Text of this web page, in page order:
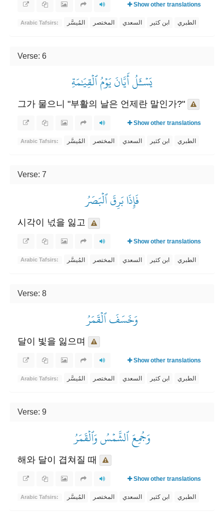
Show other translations
Arabic Tafsirs: المُيسَّر المختصر السعدي ابن كثير الطبري
Verse: 6
يَسۡـَٔلُ أَيَّانَ يَوۡمُ ٱلۡقِيَٰمَةِ
그가 물으니 "부활의 날은 언제란 말인가?"
Show other translations
Arabic Tafsirs: المُيسَّر المختصر السعدي ابن كثير الطبري
Verse: 7
فَإِذَا بَرِقَ ٱلۡبَصَرُ
시각이 넋을 잃고
Show other translations
Arabic Tafsirs: المُيسَّر المختصر السعدي ابن كثير الطبري
Verse: 8
وَخَسَفَ ٱلۡقَمَرُ
달이 빛을 잃으며
Show other translations
Arabic Tafsirs: المُيسَّر المختصر السعدي ابن كثير الطبري
Verse: 9
وَجُمِعَ ٱلشَّمۡسُ وَٱلۡقَمَرُ
해와 달이 겹쳐질 때
Show other translations
Arabic Tafsirs: المُيسَّر المختصر السعدي ابن كثير الطبري